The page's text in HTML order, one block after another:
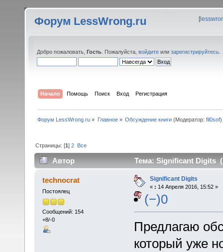
Форум LessWrong.ru [
Добро пожаловать, Гость . Пожалуйста, войдите или зарегистрируйтесь
Начало Помощь Поиск Вход Регистрация
Форум LessWrong.ru » Главное» Обсуждение книги(Модератор: fil0sof)
Страницы: [1]2 Все
Автор Тема: Significant Digits
technocrat
Постоялец
Сообщений: 154
+8/-0
Significant Digits
« : 14 Апреля 2016, 15:52 »
(−)0
Предлагаю
который уже